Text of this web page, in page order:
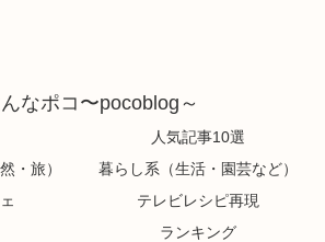
なポコ〜pocoblog～
人気記事10選
・旅）
暮らし系（生活・園芸など）
テレビレシピ再現
ランキング